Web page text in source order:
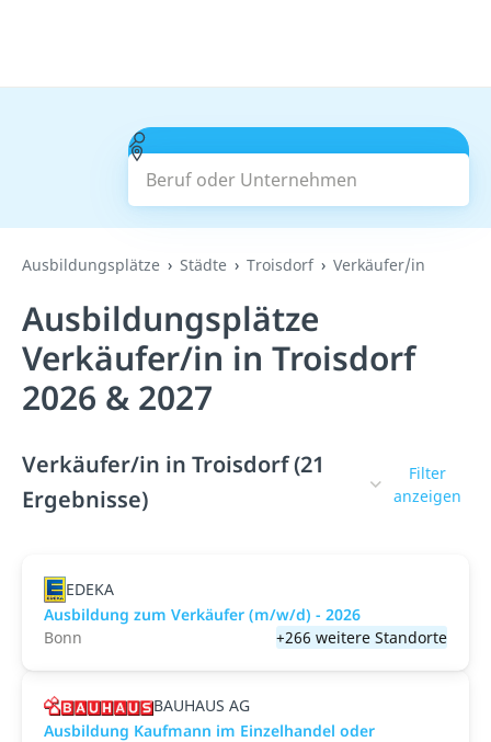
Beruf oder Unternehmen
Suchen
Ausbildungsplätze Städte Troisdorf Verkäufer/in
Ausbildungsplätze
Verkäufer/in in Troisdorf
2026 & 2027
Verkäufer/in in Troisdorf (21
Ergebnisse)
Filter
anzeigen
EDEKA
Ausbildung zum Verkäufer (m/w/d) - 2026
Bonn
+266 weitere Standorte
BAUHAUS AG
Ausbildung Kaufmann im Einzelhandel oder